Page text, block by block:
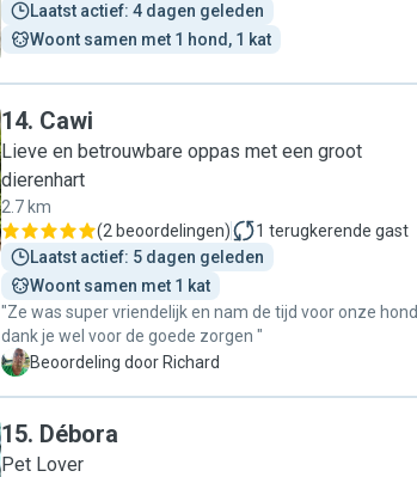
Laatst actief: 4 dagen geleden
Woont samen met 1 hond, 1 kat
14. Cawi
Lieve en betrouwbare oppas met een groot
dierenhart
2.7 km
(2 beoordelingen) 1 terugkerende gast
Laatst actief: 5 dagen geleden
Woont samen met 1 kat
"Ze was super vriendelijk en nam de tijd voor onze hond
dank je wel voor de goede zorgen "
R Beoordeling door Richard
15. Débora
Pet Lover